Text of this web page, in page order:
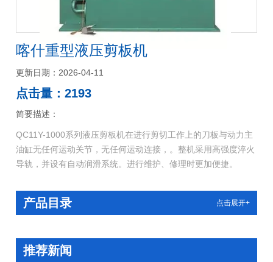
喀什重型液压剪板机
更新日期：2026-04-11
点击量：2193
简要描述：
QC11Y-1000系列液压剪板机在进行剪切工作上的刀板与动力主
油缸无任何运动关节，无任何运动连接，。整机采用高强度淬火
导轨，并设有自动润滑系统。进行维护、修理时更加便捷。
产品目录 点击展开+
推荐新闻